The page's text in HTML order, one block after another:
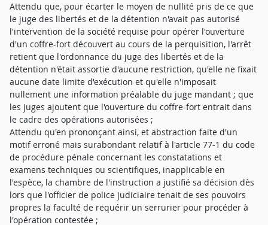
Attendu que, pour écarter le moyen de nullité pris de ce que
le juge des libertés et de la détention n'avait pas autorisé
l'intervention de la société requise pour opérer l'ouverture
d'un coffre-fort découvert au cours de la perquisition, l'arrêt
retient que l'ordonnance du juge des libertés et de la
détention n'était assortie d'aucune restriction, qu'elle ne fixait
aucune date limite d'exécution et qu'elle n'imposait
nullement une information préalable du juge mandant ; que
les juges ajoutent que l'ouverture du coffre-fort entrait dans
le cadre des opérations autorisées ;
Attendu qu'en prononçant ainsi, et abstraction faite d'un
motif erroné mais surabondant relatif à l'article 77-1 du code
de procédure pénale concernant les constatations et
examens techniques ou scientifiques, inapplicable en
l'espèce, la chambre de l'instruction a justifié sa décision dès
lors que l'officier de police judiciaire tenait de ses pouvoirs
propres la faculté de requérir un serrurier pour procéder à
l'opération contestée ;